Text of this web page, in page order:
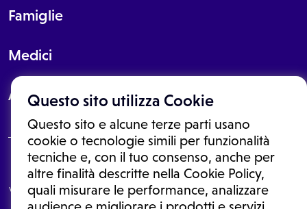
Questo sito utilizza Cookie
Questo sito e alcune terze parti usano
cookie o tecnologie simili per funzionalità
tecniche e, con il tuo consenso, anche per
altre finalità descritte nella Cookie Policy,
quali misurare le performance, analizzare
Famiglie
Medici
About
Le informazioni proposte in questo sito non sono un consulto medico.
In nessun caso, queste informazioni sostituiscono un consulto, una
visita o una diagnosi formulata dal medico. Non si devono considerare
le informazioni disponibili come suggerimenti per la formulazione di